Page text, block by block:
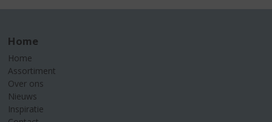
Home
Home
Assortiment
Over ons
Nieuws
Inspiratie